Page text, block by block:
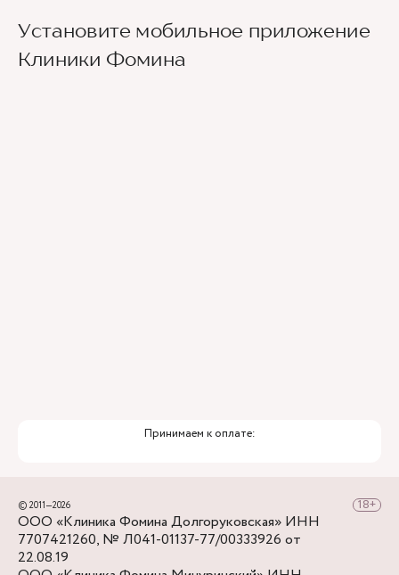
второй вестибюль, далее направо. По улице
Новаторов движемся прямо, спускаемся по
лестнице и идем вдоль школ (путь лежит между
Установите мобильное приложение
Клиники Фомина
Принимаем к оплате:
© 2011—2026
ООО «Клиника Фомина Долгоруковская» ИНН
7707421260, № Л041-01137-77/00333926 от
22.08.19